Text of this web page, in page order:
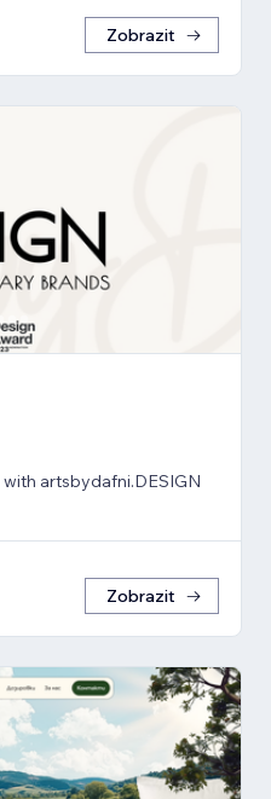
Zobrazit
with artsbydafni.DESIGN
Zobrazit